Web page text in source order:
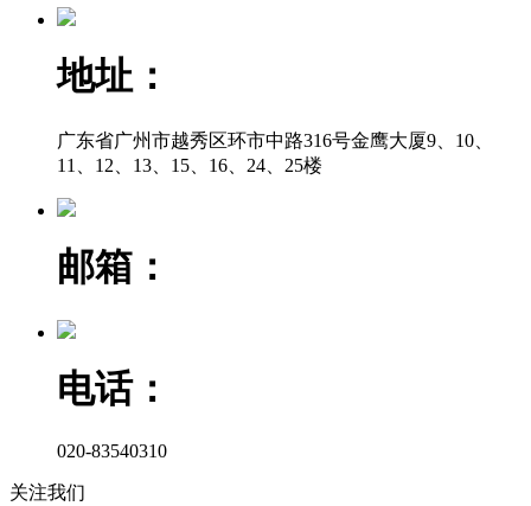
地址：
广东省广州市越秀区环市中路316号金鹰大厦9、10、
11、12、13、15、16、24、25楼
邮箱：
电话：
020-83540310
关注我们